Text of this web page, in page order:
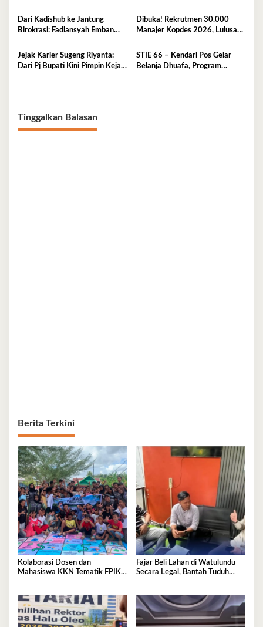
Sinkronisasi Pusat dan Daerah
Dari Kadishub ke Jantung
Birokrasi: Fadlansyah Emban
Dibuka! Rekrutmen 30.000
Manajer Kopdes 2026, Lulusan
Jejak Karier Sugeng Riyanta:
Dari Pj Bupati Kini Pimpin Kejati
STIE 66 – Kendari Pos Gelar
Belanja Dhuafa, Program
Tinggalkan Balasan
Berita Terkini
Kolaborasi Dosen dan
Mahasiswa KKN Tematik FPIK
anak di Kelurahan Lapulu
Fajar Beli Lahan di Watulundu
Secara Legal, Bantah Tuduh